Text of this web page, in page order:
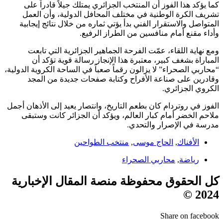
كما يؤكد هذا الفوز أن المنتخب الجزائري يمتلك جيلاً قادراً على
تشريف الكرة الوطنية في مختلف المحافل الدولية، وأن العمل
المتواصل والاستقرار الفني بدأ يؤتي ثماره من خلال نتائج إيجابية
وأداء مقنع أمام منافسين من الطراز الرفيع.
ومع نهاية اللقاء، عمّت الفرحة الجماهير الجزائرية التي تابعت
المباراة بشغف كبير، معتبرة هذا الإنجاز رسالة قوية تؤكد أن
“محاربي الصحراء” لا يزالون رقماً صعباً في الساحة الكروية الدولية،
وقادرين على صناعة الأفراح وكتابة صفحات جديدة من المجد
الكروي الجزائري.
الفوز في روتردام كان بطعم التاريخ، وانتصار يعيد إلى الأذهان أجمل
ملاحم الخضر أمام كبار العالم، ويؤكد أن الجزائر كانت وستبقى
مدرسة في الإصرار والتحدي.
الأفناك, الحاج موسى, منتخب الطواحين
رياضة, محاربي الصحراء
كل الحقوق محفوظة منصة المقال الإخبارية
2024 ©
Share on facebook